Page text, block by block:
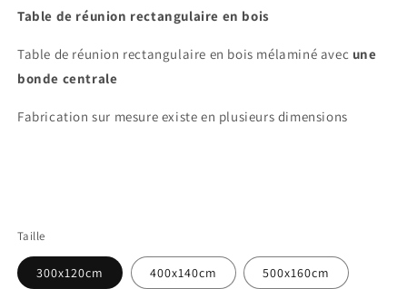
1
dans
fenêtre
modale
Table de réunion rectangulaire en bois
Table de réunion rectangulaire en bois mélaminé avec une
bonde centrale
Fabrication sur mesure existe en plusieurs dimensions
Taille
300x120cm 400x140cm 500x160cm